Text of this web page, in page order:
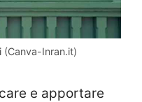
(Canva-Inran.it)
e apportare